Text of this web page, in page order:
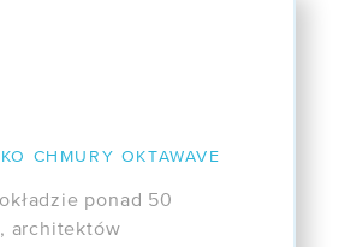
CHMURY OKTAWAVE
ponad 50
architektów